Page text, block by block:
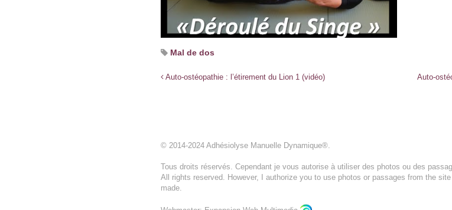
Mal de dos
Auto-ostéopathie : l’étirement du Lion 1 (vidéo) Auto-
© 2014-2024 Adhésiolyse Manuelle Dynamique®.
Tous droits réservés. Cependant je vous autorise à utiliser des photos ou des
All rights reserved. However, I authorize you to use photos or passages from the
made.